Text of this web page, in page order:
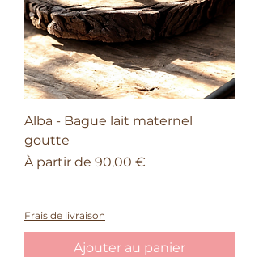
Alba - Bague lait maternel
goutte
À partir de 90,00 €
Prix promotionnel
Frais de livraison
Ajouter au panier